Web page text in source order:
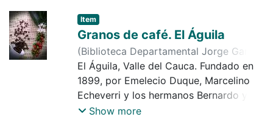
caficultura, ganadería, minería,
explotación forestal, etc. Observamos
en la imagen, como aprovechar el sol
para secado de café en eldas
Item
Granos de café. El Águila
(Biblioteca Departamental Jorge Garcés
Borrero,2017-06-30)Jaramillo, Jair de
Jesús
El Águila, Valle del Cauca. Fundado en
1899, por Emelecio Duque, Marcelino
Echeverri y los hermanos Bernardo y
Natalio Serna. Municipio desde 1953.
Show more